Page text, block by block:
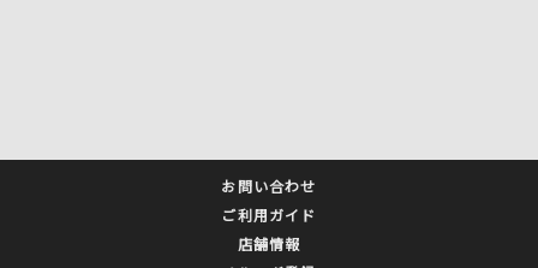
お問い合わせ
ご利用ガイド
店舗情報